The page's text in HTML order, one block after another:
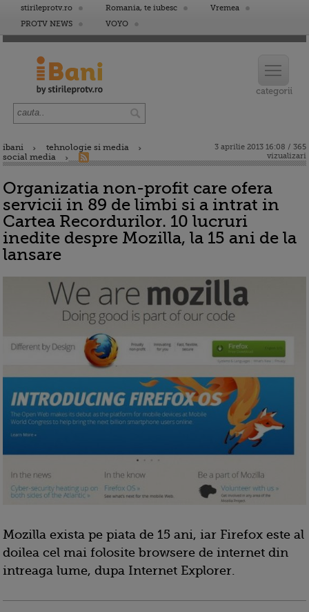
stirileprotv.ro Romania, te iubesc
Vremea
PROTV NEWS
VOYO
ibani
tehnologie si media
social media
3 aprilie 2013 16:08 / 365
vizualizari
Organizatia non-profit care ofera
servicii in 89 de limbi si a intrat in
Cartea Recordurilor. 10 lucruri
inedite despre Mozilla, la 15 ani de la
lansare
Mozilla exista pe piata de 15 ani, iar Firefox este al
doilea cel mai folosite browsere de internet din
intreaga lume, dupa Internet Explorer.